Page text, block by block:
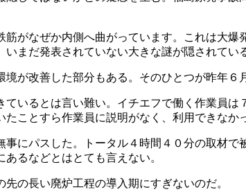
筋がなぜか内側へ曲がっています。これは大
まだ発表されていない大きな謎が隠されてい
が改善した部分もある。そのひとつが昨年
ているとは言い難い。イチエフで働く作業員
ことすら作業員に説明がなく、利用できなか
事にパスした。トータル４時間４０分の取材
るなどとはとても言えない。
の長い廃炉工程の導入期にすぎないのだ。